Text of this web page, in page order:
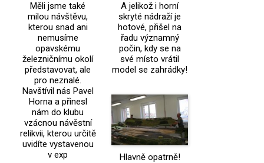
Měli jsme také
milou návštěvu,
kterou snad ani
nemusíme
opavskému
železničnímu okolí
představovat, ale
pro neznalé.
Navštívil nás Pavel
Horna a přinesl
nám do klubu
vzácnou návěstní
relikvii, kterou určitě
uvidíte vystavenou
v exp
A jelikož i horní
skryté nádraží je
hotové, přišel na
řadu významný
počin, kdy se na
své místo vrátil
model se zahrádky!
Hlavně opatrně!